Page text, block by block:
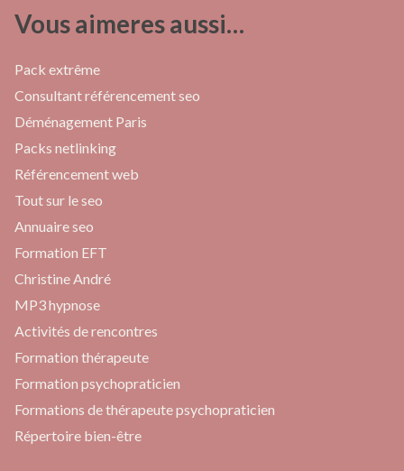
Vous aimeres aussi…
Pack extrême
Consultant référencement seo
Déménagement Paris
Packs netlinking
Référencement web
Tout sur le seo
Annuaire seo
Formation EFT
Christine André
MP3 hypnose
Activités de rencontres
Formation thérapeute
Formation psychopraticien
Formations de thérapeute psychopraticien
Répertoire bien-être